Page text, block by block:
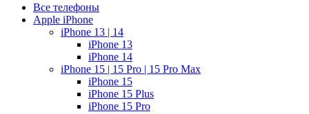
Все телефоны
Apple iPhone
iPhone 13 | 14
iPhone 13
iPhone 14
iPhone 15 | 15 Pro | 15 Pro Max
iPhone 15
iPhone 15 Plus
iPhone 15 Pro